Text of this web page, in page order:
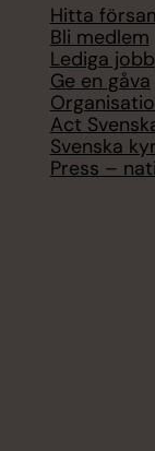
Hitta
Bli medlem
Lediga jobb
Ge en gåva
Act
Svenska
Press –